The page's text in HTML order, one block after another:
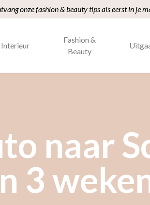
onze fashion & beauty tips als eerst in je
Interieur
Fashion &
Beauty
naar
3